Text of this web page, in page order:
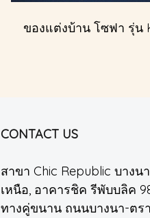
ของแต่งบ้าน โซฟา รุ่น
CONTACT US
สาขา Chic Republic บางนา
เหนือ, อาคารชิค รีพับบลิค
ทางคู่ขนาน ถนนบางนา-ตร